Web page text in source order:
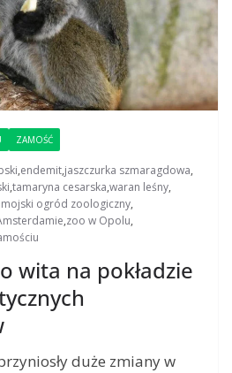
ZAMOŚĆ
,endemit,jaszczurka szmaragdowa,
,tamaryna cesarska,waran leśny,
ogród zoologiczny,
,zoo w Opolu,
wita na pokładzie
duże zmiany w